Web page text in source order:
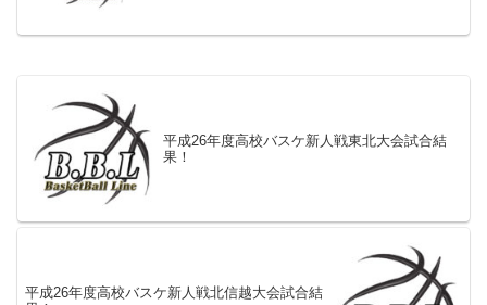
平成26年度高校バスケ新人戦東北大会試合結
果！
平成26年度高校バスケ新人戦北信越大会試合結